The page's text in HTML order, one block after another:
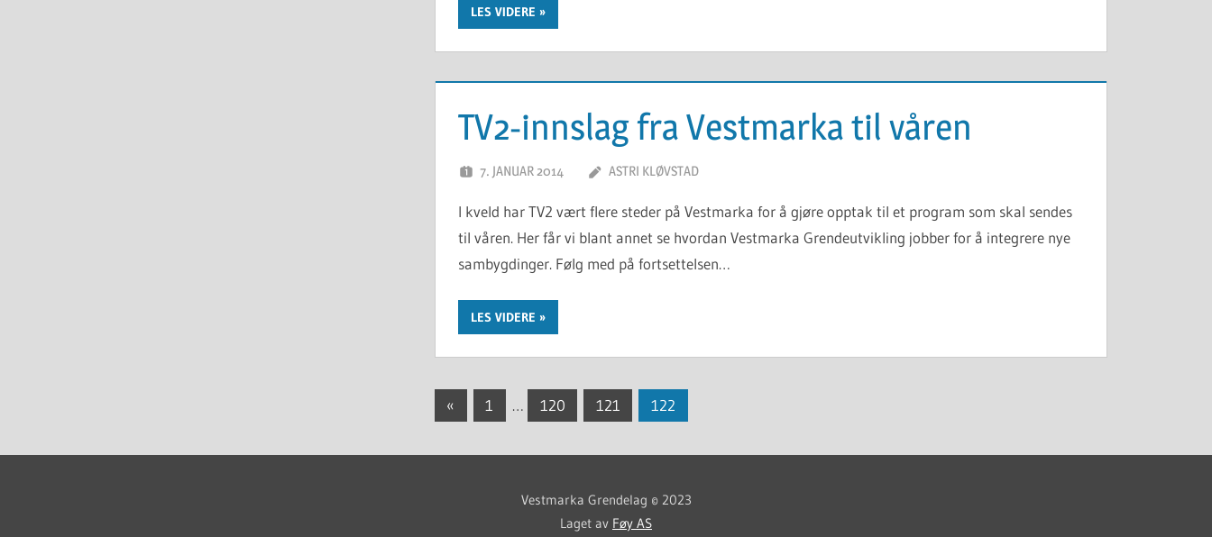
LES VIDERE
TV2-innslag fra Vestmarka til våren
7. JANUAR 2014 ASTRI KLØVSTAD
I kveld har TV2 vært flere steder på Vestmarka for å gjøre opptak til et program som skal sendes
til våren. Her får vi blant annet se hvordan Vestmarka Grendeutvikling jobber for å integrere nye
sambygdinger. Følg med på fortsettelsen…
LES VIDERE
Innleggnavigasjon
« Previous
1 … 120 121 122
Vestmarka Grendelag © 2023
Laget av Føy AS